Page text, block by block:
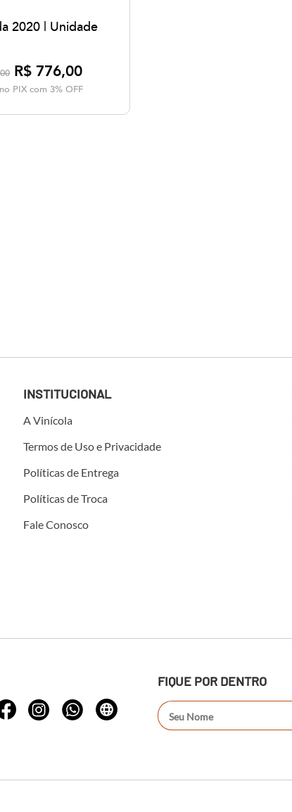
2020 | Unidade
R$ 776,00
PIX com 3% OFF
INSTITUCIONAL
A Vinícola
Termos de Uso e Privacidade
Políticas de Entrega
Políticas de Troca
Fale Conosco
FIQUE POR DENTRO